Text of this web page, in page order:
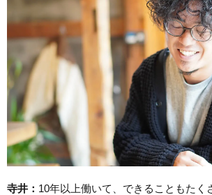
寺井： 10年以上働いて、できることもたく